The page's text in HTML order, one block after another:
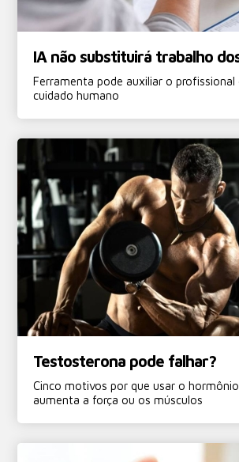
IA não substituirá trabalho
Ferramenta pode auxiliar o profissional
cuidado humano
Testosterona pode falhar?
Cinco motivos por que usar o
aumenta a força ou os músculos